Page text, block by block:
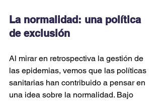
La normalidad: una política
de exclusión
Al mirar en retrospectiva la gestión de
las epidemias, vemos que las políticas
sanitarias han contribuido a pensar en
una idea sobre la normalidad. Bajo